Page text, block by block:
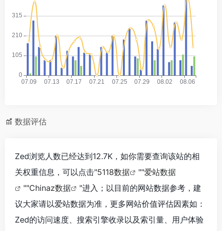
数据评估
Zed浏览人数已经达到12.7K，如你需要查询该站的相
关权重信息，可以点击"5118数据 ""爱站数据
""Chinaz数据
"进入；以目前的网站数据参考，建
议大家请以爱站数据为准，更多网站价值评估因素如：
Zed的访问速度、搜索引擎收录以及索引量、用户体验